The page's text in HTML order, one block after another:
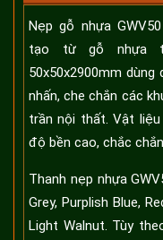
Nẹp gỗ nhựa
tạo từ gỗ nhựa
50x50x2900mm
nhấn, che chắn các
trần nội thất. Vật liệu
độ bền cao, chắc
Thanh nẹp nhựa
Grey, Purplish Blue,
Light Walnut. Tùy